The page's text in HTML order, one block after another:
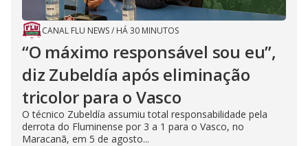
CANAL FLU NEWS/ HÁ 30 MINUTOS
“O máximo responsável sou eu”,
diz Zubeldía após eliminação
tricolor para o Vasco
O técnico Zubeldía assumiu total responsabilidade pela
derrota do Fluminense por 3 a 1 para o Vasco, no
Maracanã, em 5 de agosto...